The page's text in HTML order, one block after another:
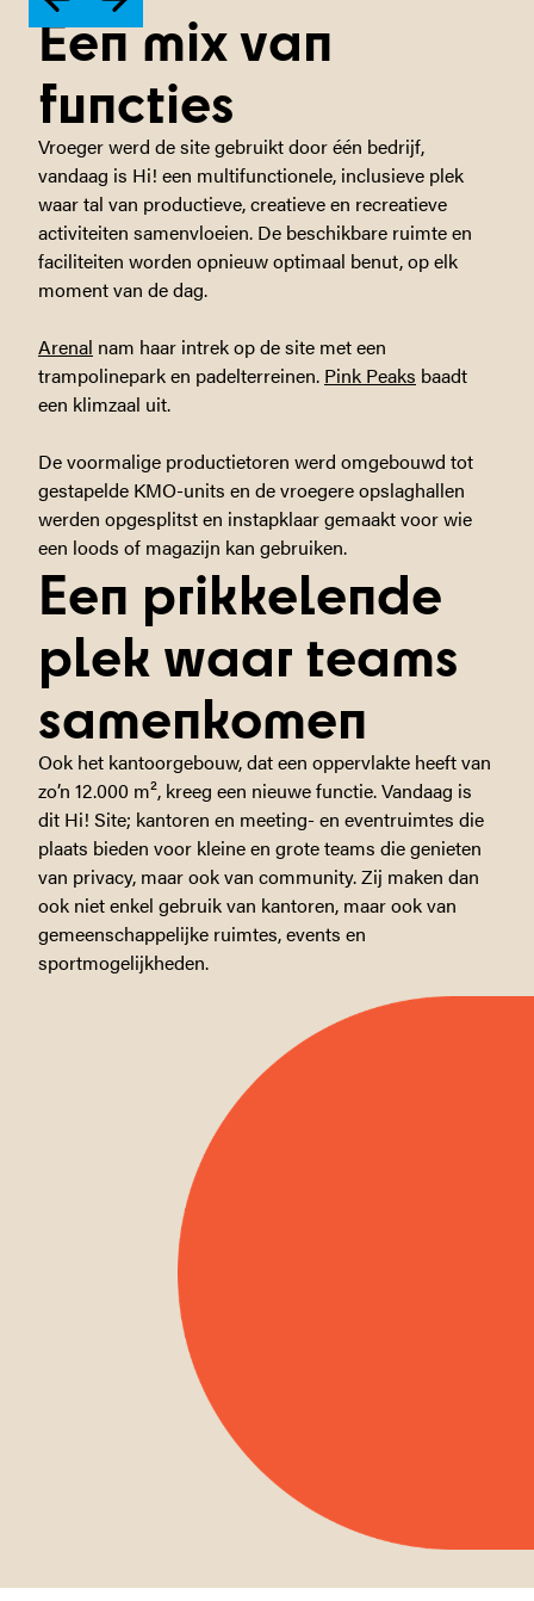
Een mix van
functies
Vroeger werd de site gebruikt door één bedrijf,
vandaag is Hi! een multifunctionele, inclusieve plek
waar tal van productieve, creatieve en recreatieve
activiteiten samenvloeien. De beschikbare ruimte en
faciliteiten worden opnieuw optimaal benut, op elk
moment van de dag.
Arenal nam haar intrek op de site met een
trampolinepark en padelterreinen. Pink Peaks baadt
een klimzaal uit.
De voormalige productietoren werd omgebouwd tot
gestapelde KMO-units en de vroegere opslaghallen
werden opgesplitst en instapklaar gemaakt voor wie
een loods of magazijn kan gebruiken.
Een prikkelende
plek waar teams
samenkomen
Ook het kantoorgebouw, dat een oppervlakte heeft van
zo’n 12.000 m², kreeg een nieuwe functie. Vandaag is
dit Hi! Site; kantoren en meeting- en eventruimtes die
plaats bieden voor kleine en grote teams die genieten
van privacy, maar ook van community. Zij maken dan
ook niet enkel gebruik van kantoren, maar ook van
gemeenschappelijke ruimtes, events en
sportmogelijkheden.